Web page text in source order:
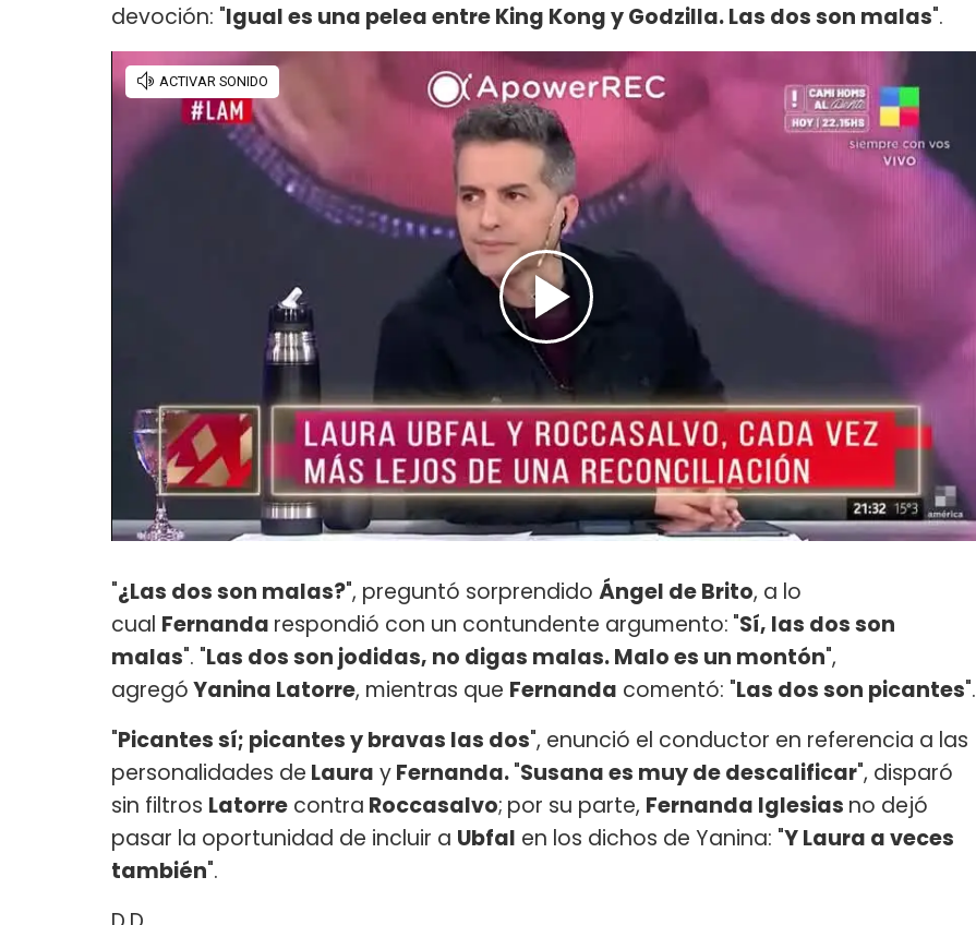
devoción: "Igual es una pelea entre King Kong y Godzilla. Las dos son malas".
"¿Las dos son malas?", preguntó sorprendido Ángel de Brito, a lo
cual Fernanda respondió con un contundente argumento: "Sí, las dos son
malas". "Las dos son jodidas, no digas malas. Malo es un montón",
agregóYanina Latorre, mientras que Fernanda comentó: "Las dos son picantes".
"Picantes sí; picantes y bravas las dos", enunció el conductor en referencia a las
personalidades de Laura yFernanda."Susana es muy de descalificar", disparó
sin filtros Latorre contra Roccasalvo; por su parte, Fernanda Iglesias no dejó
pasar la oportunidad de incluir a Ubfal en los dichos de Yanina: "Y Laura a veces
también".